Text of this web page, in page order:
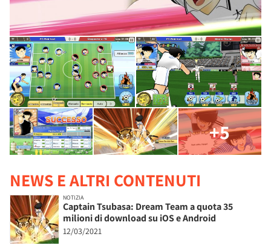
+5
NEWS E ALTRI CONTENUTI
NOTIZIA
Captain Tsubasa: Dream Team a quota 35
milioni di download su iOS e Android
12/03/2021